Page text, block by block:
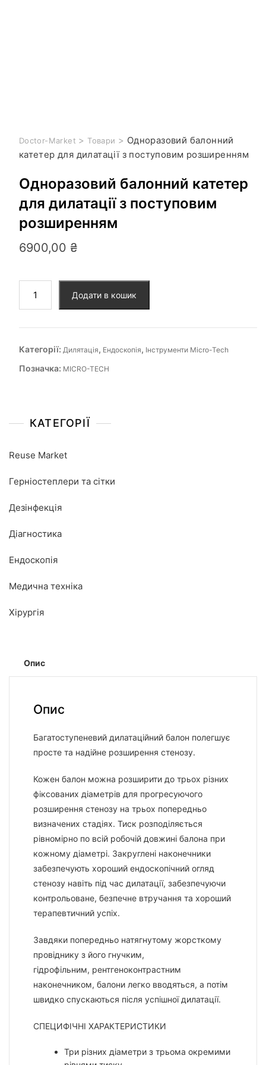
Doctor-Market > Товари > Одноразовий балонний
катетер для дилатації з поступовим розширенням
Одноразовий балонний катетер
для дилатації з поступовим
розширенням
6900,00 ₴
Додати в кошик
Категорії: Дилятація, Ендоскопія, Інструменти Micro-Tech
Позначка: MICRO-TECH
КАТЕГОРІЇ
Reuse Market
Герніостеплери та сітки
Дезінфекція
Діагностика
Ендоскопія
Медична техніка
Хірургія
Опис
Опис
Багатоступеневий дилатаційний балон полегшує
просте та надійне розширення стенозу.
Кожен балон можна розширити до трьох різних
фіксованих діаметрів для прогресуючого
розширення стенозу на трьох попередньо
визначених стадіях. Тиск розподіляється
рівномірно по всій робочій довжині балона при
кожному діаметрі. Закруглені наконечники
забезпечують хороший ендоскопічний огляд
стенозу навіть під час дилатації, забезпечуючи
контрольоване, безпечне втручання та хороший
терапевтичний успіх.
Завдяки попередньо натягнутому жорсткому
провіднику з його гнучким,
гідрофільним, рентгеноконтрастним
наконечником, балони легко вводяться, а потім
швидко спускаються після успішної дилатації.
СПЕЦИФІЧНІ ХАРАКТЕРИСТИКИ
Три різних діаметри з трьома окремими